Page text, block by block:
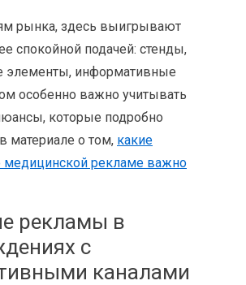
рынка, здесь выигрывают
спокойной подачей: стенды,
элементы, информативные
особенно важно учитывать
которые подробно
материале о том, какие
медицинской рекламе важно
рекламы в
с
каналами